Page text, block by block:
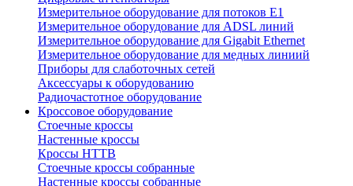
Измерительное оборудование для потоков Е1
Измерительное оборудование для ADSL линий
Измерительное оборудование для Gigabit Ethernet
Измерительное оборудование для медных линиий
Приборы для слаботочных сетей
Аксессуары к оборудованию
Радиочастотное оборудование
Кроссовое оборудование
Стоечные кроссы
Настенные кроссы
Кроссы HTTB
Стоечные кроссы собранные
Настенные кроссы собранные